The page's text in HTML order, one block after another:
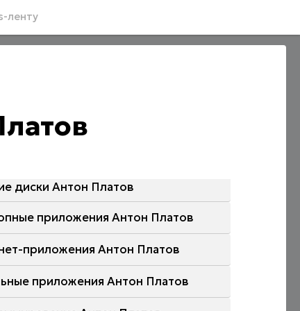
ленту
диски Антон Платов
приложения Антон Платов
приложения Антон Платов
приложения Антон Платов